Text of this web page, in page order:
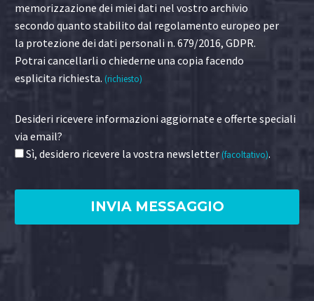
memorizzazione dei miei dati nel vostro archivio
secondo quanto stabilito dal regolamento europeo per
la protezione dei dati personali n. 679/2016, GDPR.
Potrai cancellarli o chiederne una copia facendo
esplicita richiesta. (richiesto)
Desideri ricevere informazioni aggiornate e offerte speciali
via email?
Sì, desidero ricevere la vostra newsletter(facoltativo).